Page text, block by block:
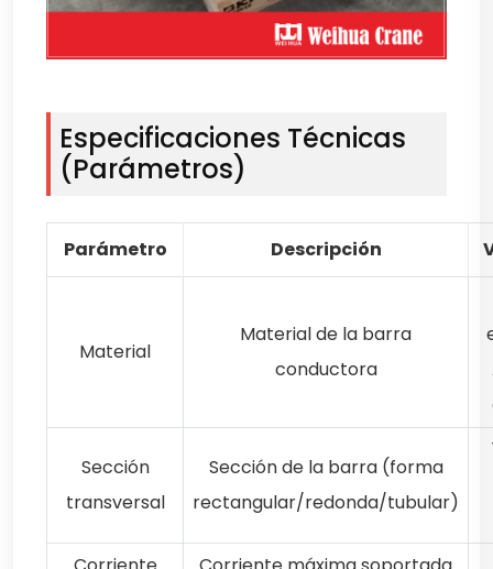
Especificaciones Técnicas
(Parámetros)
Parámetro Descripción
Material
Material de la barra
conductora
Sección
transversal
Sección de la barra (forma
rectangular/redonda/tubular)